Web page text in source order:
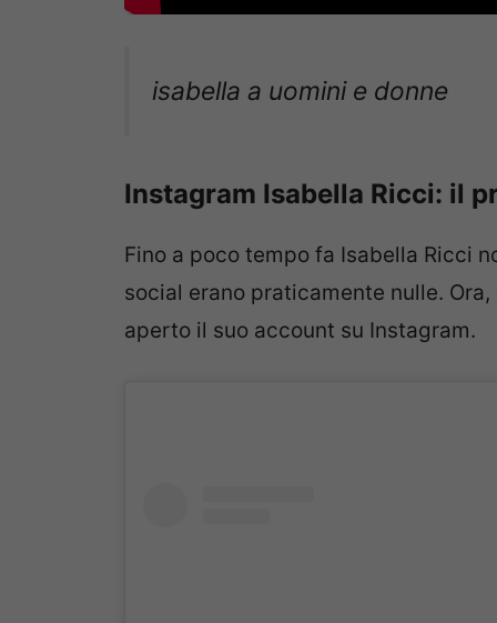
isabella a uomini e donne
Instagram Isabella Ricci: il
Fino a poco tempo fa Isabella Ricci
social erano praticamente nulle.
aperto il suo account su Instagram.